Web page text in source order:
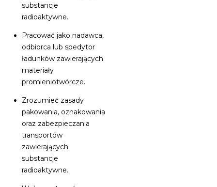
substancje
radioaktywne.
Pracować jako nadawca,
odbiorca lub spedytor
ładunków zawierających
materiały
promieniotwórcze.
Zrozumieć zasady
pakowania, oznakowania
oraz zabezpieczania
transportów
zawierających
substancje
radioaktywne.